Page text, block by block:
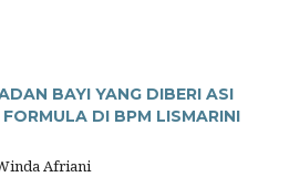
BAYI YANG DIBERI ASI
DI BPM LISMARINI
Afriani